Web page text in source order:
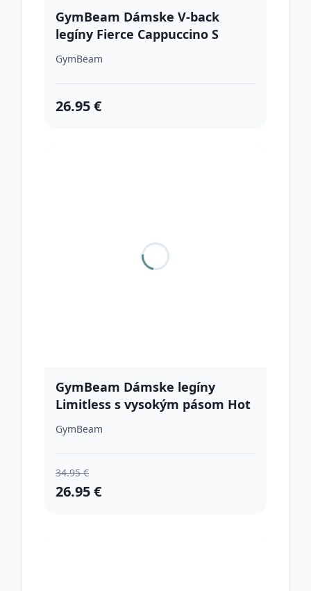
GymBeam Dámske V-back
legíny Fierce Cappuccino S
GymBeam
26.95 €
GymBeam Dámske legíny
Limitless s vysokým pásom Hot
Red XXLXXL
GymBeam
34.95 €
26.95 €